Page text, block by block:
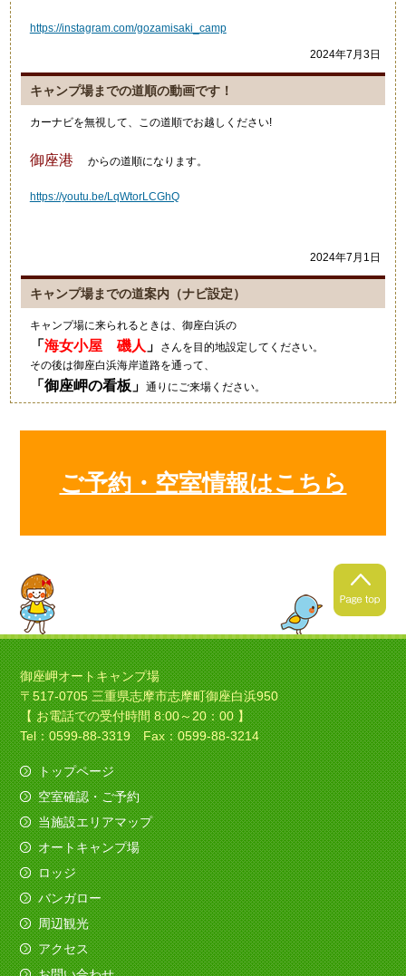
https://instagram.com/gozamisaki_camp
2024年7月3日
キャンプ場までの道順の動画です！
カーナビを無視して、この道順でお越しください!
御座港 からの道順になります。
https://youtu.be/LqWtorLCGhQ
2024年7月1日
キャンプ場までの道案内（ナビ設定）
キャンプ場に来られるときは、御座白浜の
「 海女小屋 磯人 」
さんを目的地設定してください。
その後は御座白浜海岸道路を通って、
「 御座岬の看板 」 通りにご来場ください。
狼のイラストの入ったワンポ
2021年4月24日
春キャンプの季節ですね！
暖かくなってきましたね！春
キャンプにいい季節ですね！
2021年4月4日
ソロキャンプの季節ですね！
今日は素敵なバイクのお客様がみえました、寒さ
も吹き飛ばしてくれました。
（すべてを赤色でコーディネイト！いいですね
～）
2020年12月11日
ご予約・空室情報はこちら
御座岬オートキャンプ場
〒517-0705 三重県志摩市志摩町御座白浜950
【 お電話での受付時間 8:00～20：00 】
Tel：0599-88-3319 Fax：0599-88-3214
トップページ
空室確認・ご予約
当施設エリアマップ
オートキャンプ場
ロッジ
バンガロー
周辺観光
アクセス